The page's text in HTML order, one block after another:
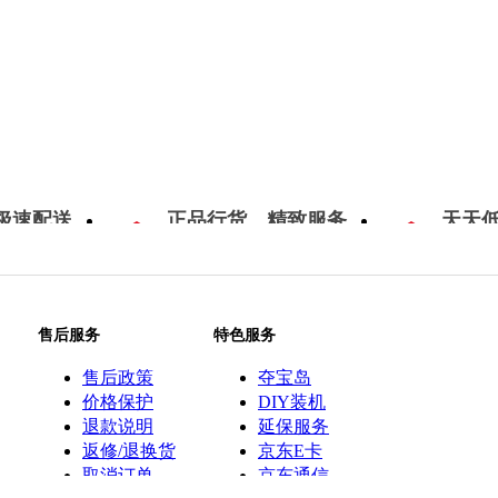
速配送 正品行货，精致服务 天天
售后服务
售后政策
价格保护
退款说明
返修/退换货
取消订单
特色服务
夺宝岛
DIY装机
延保服务
京东E卡
京东通信